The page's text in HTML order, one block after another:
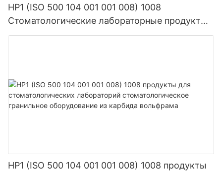
HP1 (ISO 500 104 001 001 008) 1008
Стоматологические лабораторные продукты
зубной карбид оборудование драгоценного
HP1 (ISO 500 104 001 001 008) 1008 продукты